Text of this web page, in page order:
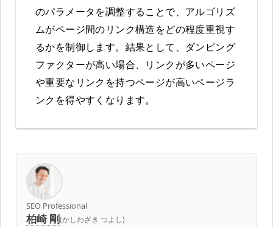
のパラメータを調整することで、アルゴリズ
ムがページ間のリンク構造をどの程度重視す
るかを制御します。結果として、ダンピング
ファクターが高い場合、リンクが多いページ
や重要なリンクを持つページが高いページラ
ンクを得やすくなります。
SEO Professional
柏崎 剛(かしわざき つよし)